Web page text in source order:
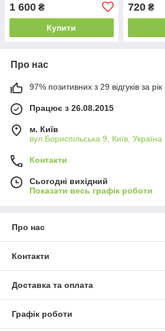
1 600 ₴
Купити
720₴
Про нас
97% позитивних з 29 відгуків за рік
Працює з 26.08.2015
м. Київ
вул.Бориспільська 9, Київ, Україна
Контакти
Сьогодні вихідний
Показати весь графік роботи
Про нас
Контакти
Доставка та оплата
Графік роботи